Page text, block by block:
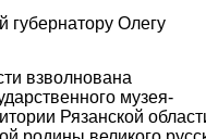
губернатору Олегу
взволнована
музея-
Рязанской